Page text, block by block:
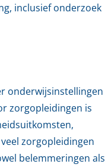
inclusief onderzoek
onderwijsinstellingen
zorgopleidingen is
zorgopleidingen
belemmeringen als